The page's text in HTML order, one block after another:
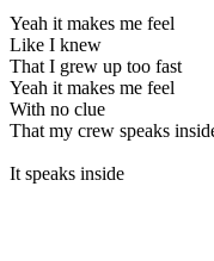
Yeah it makes me feel
Like I knew
That I grew up too fast
Yeah it makes me feel
With no clue
That my crew speaks
It speaks inside